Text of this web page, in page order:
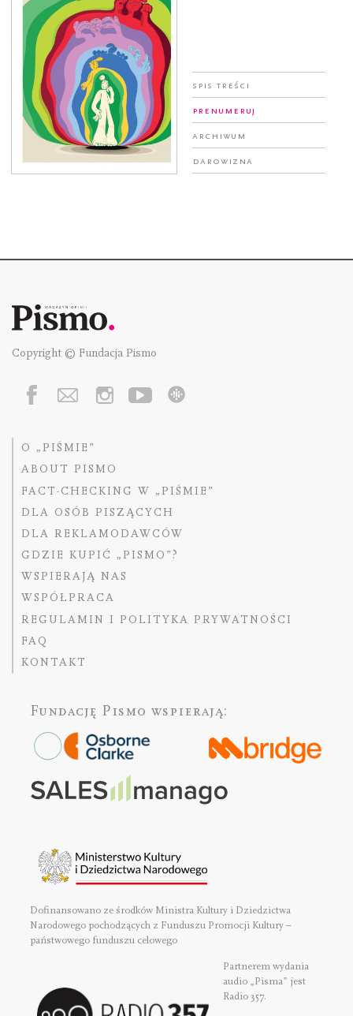
Spis treści
Prenumeruj
Archiwum
Darowizna
Copyright © Fundacja Pismo
O „PIŚMIE”
ABOUT PISMO
FACT-CHECKING W „PIŚMIE”
DLA OSÓB PISZĄCYCH
DLA REKLAMODAWCÓW
GDZIE KUPIĆ „PISMO”?
WSPIERAJĄ NAS
WSPÓŁPRACA
REGULAMIN I POLITYKA PRYWATNOŚCI
FAQ
KONTAKT
Fundację Pismo wspierają:
Dofinansowano ze środków Ministra Kultury i Dziedzictwa
Narodowego pochodzących z Funduszu Promocji Kultury –
państwowego funduszu celowego
Partnerem wydania
audio „Pisma” jest
Radio 357.